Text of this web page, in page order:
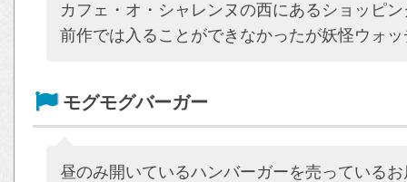
カフェ・オ・シャレンヌの西にあるショッピ
前作では入ることができなかったが妖怪ウォ
モグモグバーガー
昼のみ開いているハンバーガーを売っているお